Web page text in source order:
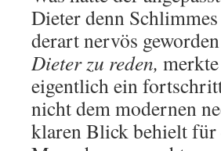
Dieter denn
derart nervös
Dieter zu reden,
eigentlich ein
nicht dem modernen
klaren Blick behielt für